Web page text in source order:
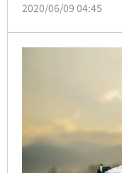
屬扣除額及綜所稅
2020/06/09 04:45